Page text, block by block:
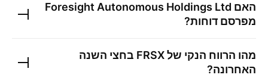
האם Foresight Autonomous Holdings Ltd
מפרסם דוחות?
מהו הרווח הנקי שלFRSX בחצי השנה
האחרונה?